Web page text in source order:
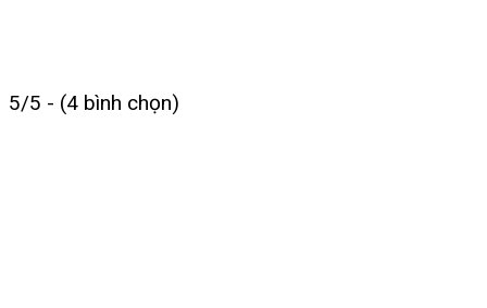
5/5 - (4 bình chọn)